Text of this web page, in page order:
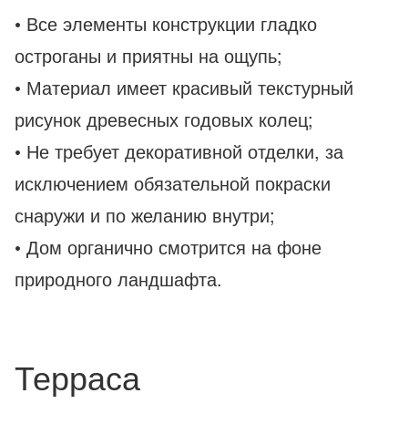
• Все элементы конструкции гладко
остроганы и приятны на ощупь;
• Материал имеет красивый текстурный
рисунок древесных годовых колец;
• Не требует декоративной отделки, за
исключением обязательной покраски
снаружи и по желанию внутри;
• Дом органично смотрится на фоне
природного ландшафта.
Терраса